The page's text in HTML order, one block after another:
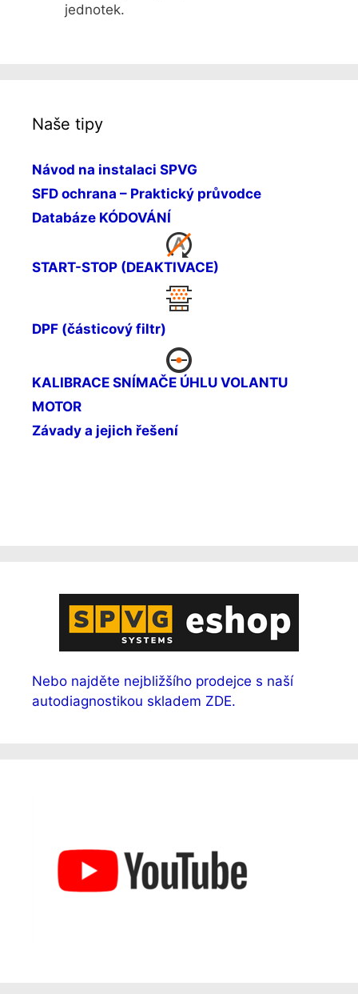
jednotek.
Naše tipy
Návod na instalaci SPVG
SFD ochrana – Praktický průvodce
Databáze KÓDOVÁNÍ
START-STOP (DEAKTIVACE)
DPF (částicový filtr)
KALIBRACE SNÍMAČE ÚHLU VOLANTU
MOTOR
Závady a jejich řešení
Nebo najděte nejbližšího prodejce s naší
autodiagnostikou skladem ZDE.